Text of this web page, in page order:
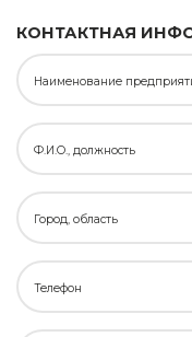
КОНТАКТНАЯ
Наименование
Ф.И.О., должность
Город, область
Телефон